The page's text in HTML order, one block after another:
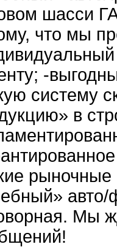
шасси
что мы
-
систему
в
авто/
Мы